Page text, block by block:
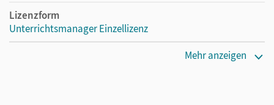
Lizenzform
Unterrichtsmanager Einzellizenz
Mehr anzeigen